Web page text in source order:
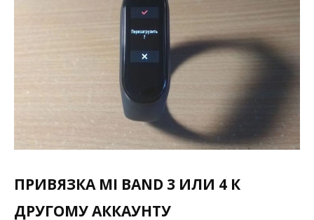
ПРИВЯЗКА MI BAND 3 ИЛИ 4 К
ДРУГОМУ АККАУНТУ